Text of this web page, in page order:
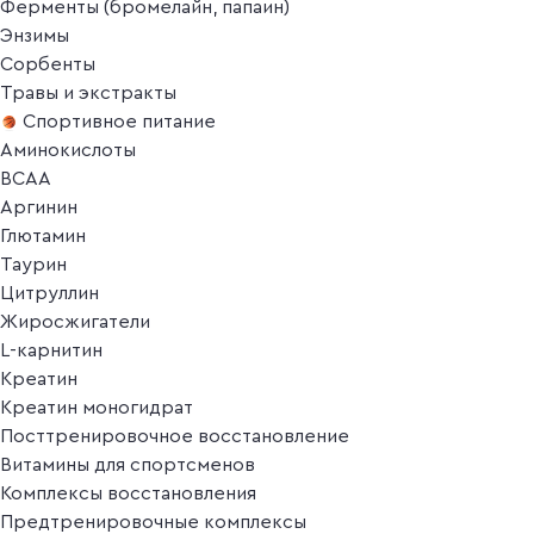
Ферменты (бромелайн, папаин)
Энзимы
Сорбенты
Травы и экстракты
Спортивное питание
Аминокислоты
BCAA
Аргинин
Глютамин
Таурин
Цитруллин
Жиросжигатели
L-карнитин
Креатин
Креатин моногидрат
Посттренировочное восстановление
Витамины для спортсменов
Комплексы восстановления
Предтренировочные комплексы